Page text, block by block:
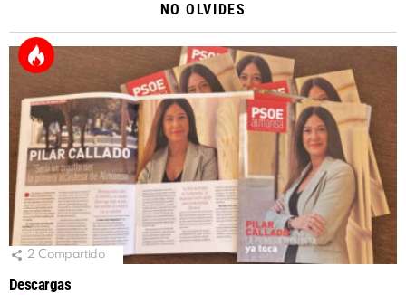
NO OLVIDES
2 Compartido
Descargas